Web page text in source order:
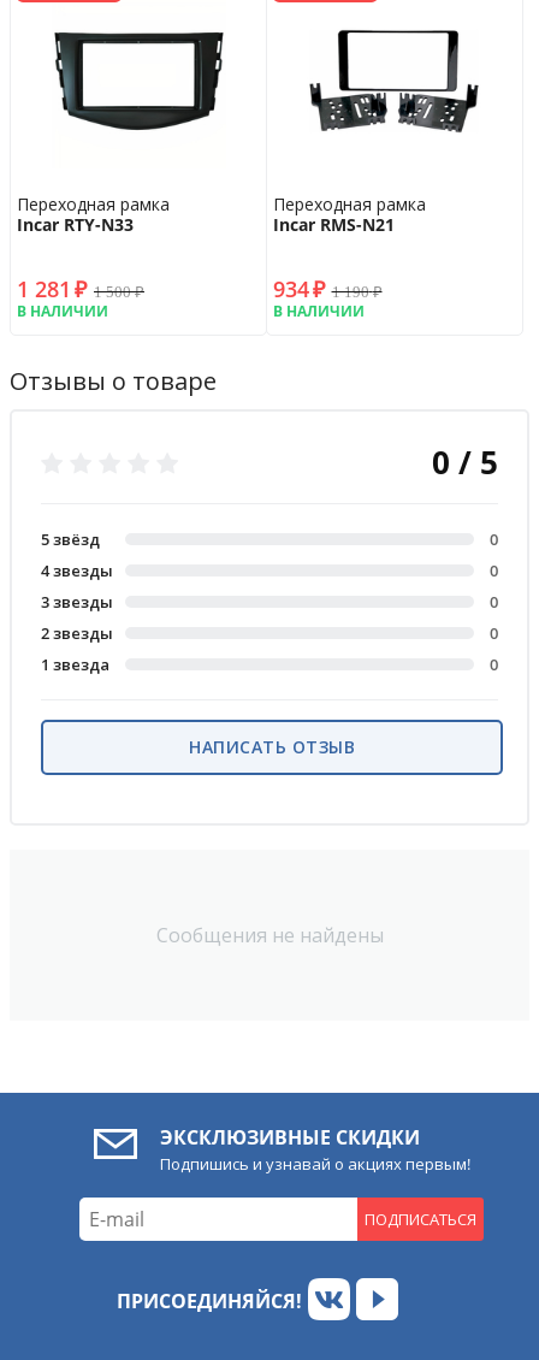
Переходная рамка
Incar RTY-N33
1 281 ₽ 1 500₽
В НАЛИЧИИ
Переходная рамка
Incar RMS-N21
934₽ 1 190₽
В НАЛИЧИИ
Отзывы о товаре
Сообщения не найдены
0 / 5
5 звёзд
0
4 звезды
0
3 звезды
0
2 звезды
0
1 звезда
0
НАПИСАТЬ ОТЗЫВ
ЭКСКЛЮЗИВНЫЕ СКИДКИ
Подпишись и узнавай о акциях первым!
ПОДПИСАТЬСЯ
ПРИСОЕДИНЯЙСЯ!